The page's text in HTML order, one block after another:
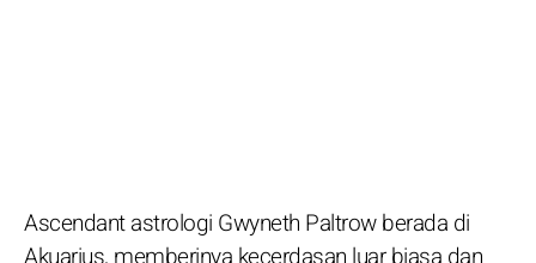
Ascendant astrologi Gwyneth Paltrow berada di